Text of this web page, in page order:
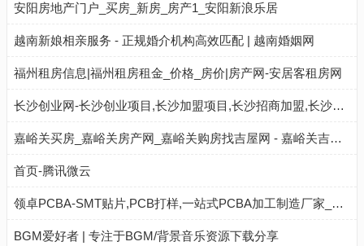
安阳房地产门户_买房_新房_房产1_安阳新浪乐居
越南新娘相亲服务 - 正规婚介机构高效匹配 | 越南婚姻网
福州租房信息|福州租房租金_价格_房价|房产网-安居客租房网
长沙创业网-长沙创业项目,长沙加盟项目,长沙招商加盟,长沙加盟连锁,长沙创业加盟网
嘉峪关买房_嘉峪关房产网_嘉峪关购房找吉屋网 - 嘉峪关吉屋网
首页-腾讯微云
领卓PCBA-SMT贴片,PCB打样,一站式PCBA加工制造厂家_领卓官网
BGM爱好者 | 专注于BGM/背景音乐资源下载分享